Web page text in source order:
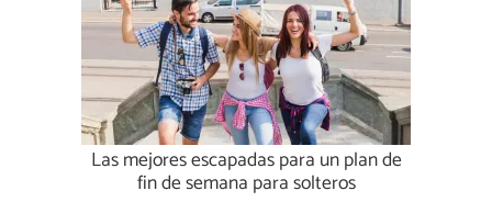
Las mejores escapadas para un plan de
fin de semana para solteros